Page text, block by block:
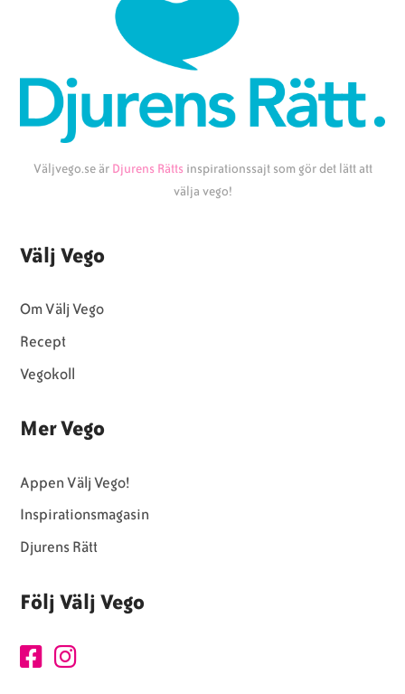
Väljvego.se är Djurens Rätts inspirationssajt som gör det lätt att
välja vego!
Välj Vego
Om Välj Vego
Recept
Vegokoll
Mer Vego
Appen Välj Vego!
Inspirationsmagasin
Djurens Rätt
Följ Välj Vego